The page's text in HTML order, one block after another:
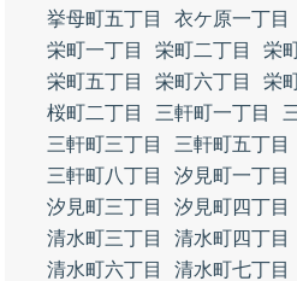
挙母町五丁目
衣ケ原一丁目
栄町一丁目
栄町二丁目 栄
栄町五丁目
栄町六丁目 栄
桜町二丁目
三軒町一丁目
三軒町三丁目
三軒町五丁目
三軒町八丁目
汐見町一丁目
汐見町三丁目
汐見町四丁目
清水町三丁目
清水町四丁目
清水町六丁目
清水町七丁目